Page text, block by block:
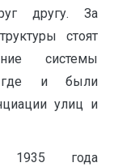
другу. За
стоят
системы
где и были
улиц и
1935 года